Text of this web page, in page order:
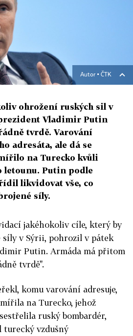
Autor ▪ ČTK
ohrožení ruských sil v
Vladimir Putin
tvrdě. Varování
adresáta, ale dá se
na Turecko kvůli
letounu. Putin podle
likvidovat vše, co
síly.
jakéhokoliv cíle, který by
v Sýrii, pohrozil v pátek
Putin. Armáda má přitom
tvrdě".
komu varování adresuje,
na Turecko, jehož
ruský bombardér,
turecký vzdušný